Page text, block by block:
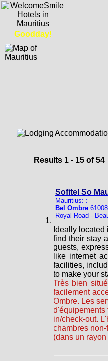
Goodday!
Results 1 - 15 of 54
Sofitel So
Mauritius: :
Bel Ombre
Royal Road -
Ideally
find their stay
guests,
like internet
facilities,
to make your
Très bien
facilement
Ombre. Les
d'équipements
in/check-out.
chambres
(dans un